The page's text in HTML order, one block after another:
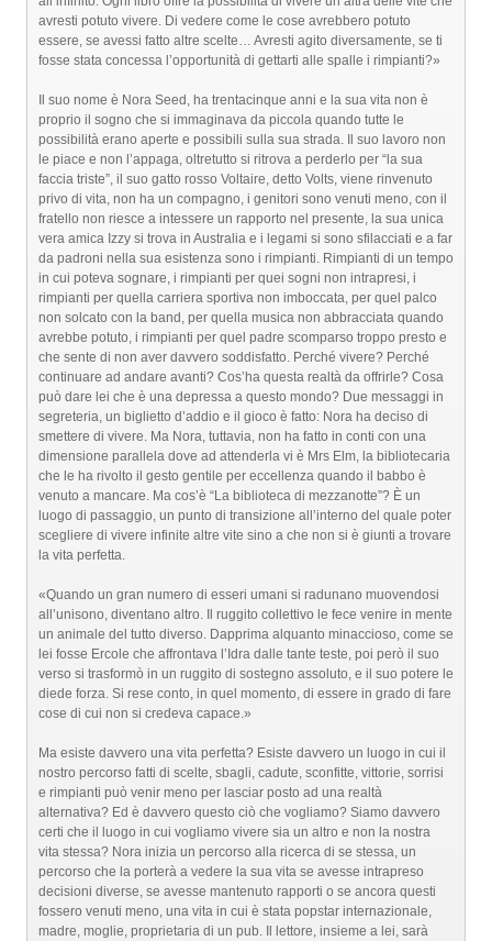
avresti potuto vivere. Di vedere come le cose avrebbero potuto
essere, se avessi fatto altre scelte… Avresti agito diversamente, se ti
fosse stata concessa l’opportunità di gettarti alle spalle i rimpianti?»
Il suo nome è Nora Seed, ha trentacinque anni e la sua vita non è
proprio il sogno che si immaginava da piccola quando tutte le
possibilità erano aperte e possibili sulla sua strada. Il suo lavoro non
le piace e non l’appaga, oltretutto si ritrova a perderlo per “la sua
faccia triste”, il suo gatto rosso Voltaire, detto Volts, viene rinvenuto
privo di vita, non ha un compagno, i genitori sono venuti meno, con il
fratello non riesce a intessere un rapporto nel presente, la sua unica
vera amica Izzy si trova in Australia e i legami si sono sfilacciati e a far
da padroni nella sua esistenza sono i rimpianti. Rimpianti di un tempo
in cui poteva sognare, i rimpianti per quei sogni non intrapresi, i
rimpianti per quella carriera sportiva non imboccata, per quel palco
non solcato con la band, per quella musica non abbracciata quando
avrebbe potuto, i rimpianti per quel padre scomparso troppo presto e
che sente di non aver davvero soddisfatto. Perché vivere? Perché
continuare ad andare avanti? Cos’ha questa realtà da offrirle? Cosa
può dare lei che è una depressa a questo mondo? Due messaggi in
segreteria, un biglietto d’addio e il gioco è fatto: Nora ha deciso di
smettere di vivere. Ma Nora, tuttavia, non ha fatto in conti con una
dimensione parallela dove ad attenderla vi è Mrs Elm, la bibliotecaria
che le ha rivolto il gesto gentile per eccellenza quando il babbo è
venuto a mancare. Ma cos’è “La biblioteca di mezzanotte”? È un
luogo di passaggio, un punto di transizione all’interno del quale poter
scegliere di vivere infinite altre vite sino a che non si è giunti a trovare
la vita perfetta.
«Quando un gran numero di esseri umani si radunano muovendosi
all’unisono, diventano altro. Il ruggito collettivo le fece venire in mente
un animale del tutto diverso. Dapprima alquanto minaccioso, come se
lei fosse Ercole che affrontava l’Idra dalle tante teste, poi però il suo
verso si trasformò in un ruggito di sostegno assoluto, e il suo potere le
diede forza. Si rese conto, in quel momento, di essere in grado di fare
cose di cui non si credeva capace.»
Ma esiste davvero una vita perfetta? Esiste davvero un luogo in cui il
nostro percorso fatti di scelte, sbagli, cadute, sconfitte, vittorie, sorrisi
e rimpianti può venir meno per lasciar posto ad una realtà
alternativa? Ed è davvero questo ciò che vogliamo? Siamo davvero
certi che il luogo in cui vogliamo vivere sia un altro e non la nostra
vita stessa? Nora inizia un percorso alla ricerca di se stessa, un
percorso che la porterà a vedere la sua vita se avesse intrapreso
decisioni diverse, se avesse mantenuto rapporti o se ancora questi
fossero venuti meno, una vita in cui è stata popstar internazionale,
madre, moglie, proprietaria di un pub. Il lettore, insieme a lei, sarà